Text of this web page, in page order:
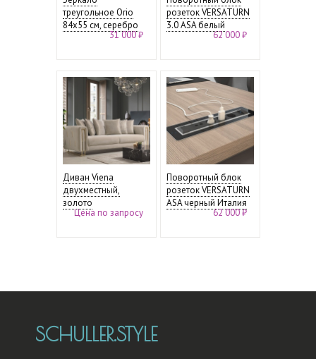
треугольное Orio
84х55 см, серебро
31 000 ₽
розеток VERSATURN
3.0 ASA белый
62 000 ₽
Диван Viena
двухместный,
золото
Цена по запросу
Поворотный блок
розеток VERSATURN
ASA черный Италия
62 000 ₽
SCHULLER.STYLE